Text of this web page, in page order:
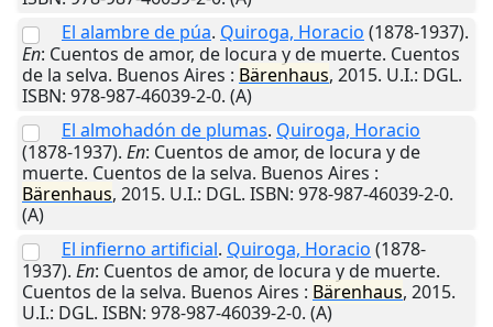
El alambre de púa. Quiroga, Horacio (1878-1937).
En: Cuentos de amor, de locura y de muerte. Cuentos
de la selva. Buenos Aires : Bärenhaus, 2015. U.I.: DGL.
ISBN: 978-987-46039-2-0. (A)
El almohadón de plumas. Quiroga, Horacio
(1878-1937). En: Cuentos de amor, de locura y de
muerte. Cuentos de la selva. Buenos Aires :
Bärenhaus, 2015. U.I.: DGL. ISBN: 978-987-46039-2-0.
(A)
El infierno artificial. Quiroga, Horacio (1878-
1937). En: Cuentos de amor, de locura y de muerte.
Cuentos de la selva. Buenos Aires : Bärenhaus, 2015.
U.I.: DGL. ISBN: 978-987-46039-2-0. (A)